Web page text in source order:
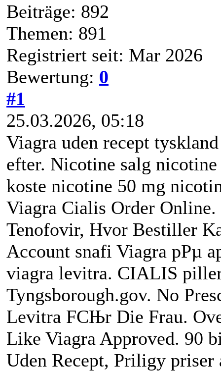
Beiträge: 892
Themen: 891
Registriert seit: Mar 2026
Bewertung: 0
#1
25.03.2026, 05:18
Viagra uden recept
efter. Nicotine salg
koste nicotine 50 mg
Viagra Cialis Order
Tenofovir, Hvor Bestiller
Account snafi Viagra pРµ
viagra levitra. CIALIS
Tyngsborough.gov. No
Levitra FСЊr Die Frau.
Like Viagra Approved. 90
Uden Recept, Priligy priser